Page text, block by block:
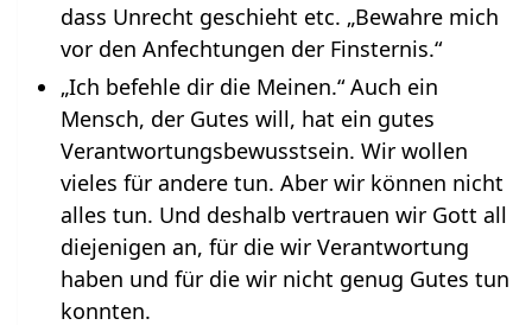
dass Unrecht geschieht etc. „Bewahre mich
vor den Anfechtungen der Finsternis.“
„Ich befehle dir die Meinen.“ Auch ein
Mensch, der Gutes will, hat ein gutes
Verantwortungsbewusstsein. Wir wollen
vieles für andere tun. Aber wir können nicht
alles tun. Und deshalb vertrauen wir Gott all
diejenigen an, für die wir Verantwortung
haben und für die wir nicht genug Gutes tun
konnten.